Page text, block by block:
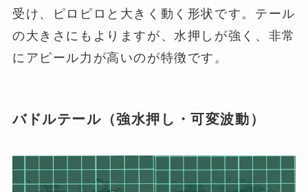
受け、ピロピロと大きく動く形状です。テール
の大きさにもよりますが、水押しが強く、非常
にアピール力が高いのが特徴です。
バドルテール（強水押し・可変波動）